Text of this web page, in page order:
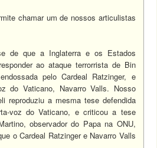
chamar um de nossos articulistas
de que a Inglaterra e os Estados
ao ataque terrorrista de Bin
pelo Cardeal Ratzinger, e
do Vaticano, Navarro Valls. Nosso
reproduziu a mesma tese defendida
voz do Vaticano, e criticou a tese
observador do Papa na ONU,
o Cardeal Ratzinger e Navarro Valls